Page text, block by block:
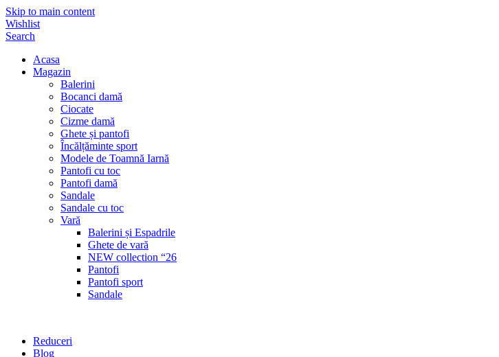
Skip to main content
Wishlist
Search
Acasa
Magazin
Balerini
Bocanci damă
Ciocate
Cizme damă
Ghete și pantofi
Încălțăminte sport
Modele de Toamnă Iarnă
Pantofi cu toc
Pantofi damă
Sandale
Sandale cu toc
Vară
Balerini și Espadrile
Ghete de vară
NEW collection “26
Pantofi
Pantofi sport
Sandale
Reduceri
Blog